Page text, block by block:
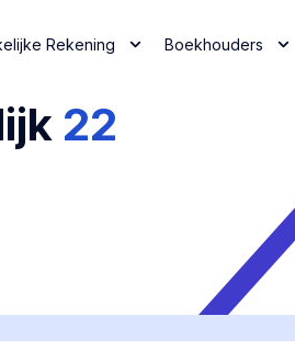
Rekening Boekhouders
22